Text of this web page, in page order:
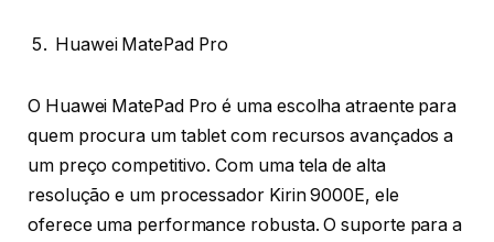
Huawei MatePad Pro
O Huawei MatePad Pro é uma escolha atraente para
quem procura um tablet com recursos avançados a
um preço competitivo. Com uma tela de alta
resolução e um processador Kirin 9000E, ele
oferece uma performance robusta. O suporte para a